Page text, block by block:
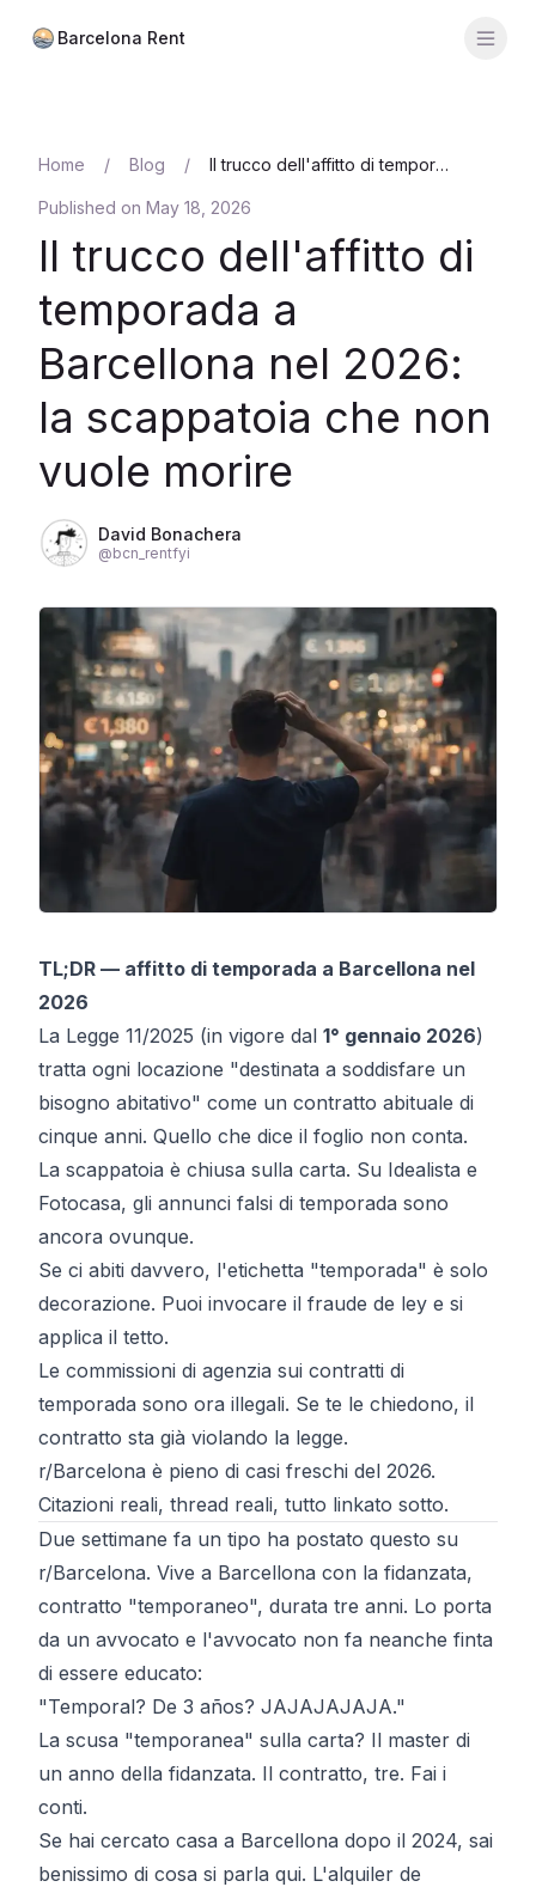
Barcelona Rent Menu
Quartieri
Distretti
Agenzie
Guide
Home / Blog / Il trucco dell'affitto di temporada a Barcellona nel 2026: la scappatoia che non vuole morire
Published on May 18, 2026
Il trucco dell'affitto di
temporada a
Barcellona nel 2026:
la scappatoia che non
vuole morire
David Bonachera
@bcn_rentfyi
TL;DR — affitto di temporada a Barcellona nel
2026
La Legge 11/2025 (in vigore dal 1° gennaio 2026)
tratta ogni locazione "destinata a soddisfare un
bisogno abitativo" come un contratto abituale di
cinque anni. Quello che dice il foglio non conta.
La scappatoia è chiusa sulla carta. Su Idealista e
Fotocasa, gli annunci falsi di temporada sono
ancora ovunque.
Se ci abiti davvero, l'etichetta "temporada" è solo
decorazione. Puoi invocare il fraude de ley e si
applica il tetto.
Le commissioni di agenzia sui contratti di
temporada sono ora illegali. Se te le chiedono, il
contratto sta già violando la legge.
r/Barcelona è pieno di casi freschi del 2026.
Citazioni reali, thread reali, tutto linkato sotto.
Due settimane fa un tipo ha postato questo su
r/Barcelona. Vive a Barcellona con la fidanzata,
contratto "temporaneo", durata tre anni. Lo porta
da un avvocato e l'avvocato non fa neanche finta
di essere educato:
"Temporal? De 3 años? JAJAJAJAJA."
La scusa "temporanea" sulla carta? Il master di
un anno della fidanzata. Il contratto, tre. Fai i
conti.
Se hai cercato casa a Barcellona dopo il 2024, sai
benissimo di cosa si parla qui. L'alquiler de